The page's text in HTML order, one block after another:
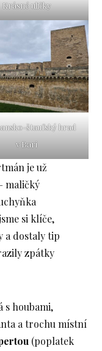
Krásné uličky
štaufský hrad
v Bari
je už
maličký
si klíče,
a dostaly tip
zpátky
s houbami,
a trochu místní
(poplatek